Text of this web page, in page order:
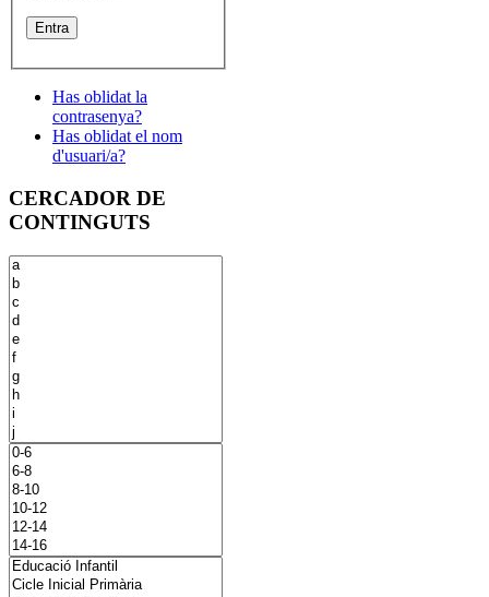
Has oblidat la
contrasenya?
Has oblidat el nom
d'usuari/a?
CERCADOR DE
CONTINGUTS